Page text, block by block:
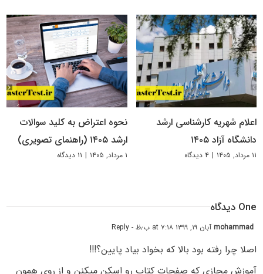
اعلام شهریه کارشناسی ارشد
دانشگاه آزاد ۱۴۰۵
۱۱ مرداد, ۱۴۰۵ | ۴ دیدگاه
نحوه اعتراض به کلید سوالات
ارشد ۱۴۰۵ (راهنمای تصویری)
۱ مرداد, ۱۴۰۵ | ۱۱ دیدگاه
One دیدگاه
mohammadآبان ۱۹, ۱۳۹۹ at ۷:۱۸ ب٫ظ - Reply
اصلا چرا رفته بود بالا که بخواد بیاد پایین؟!!!
آموزش مجازی که صفحات کتاب رو اسکن میکنن و از روی همون